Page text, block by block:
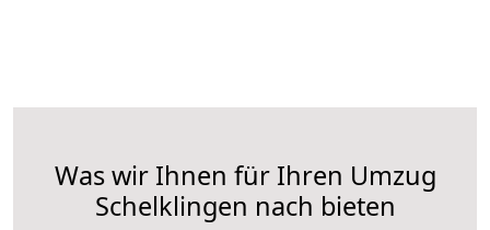
Was wir Ihnen für Ihren Umzug
Schelklingen nach bieten